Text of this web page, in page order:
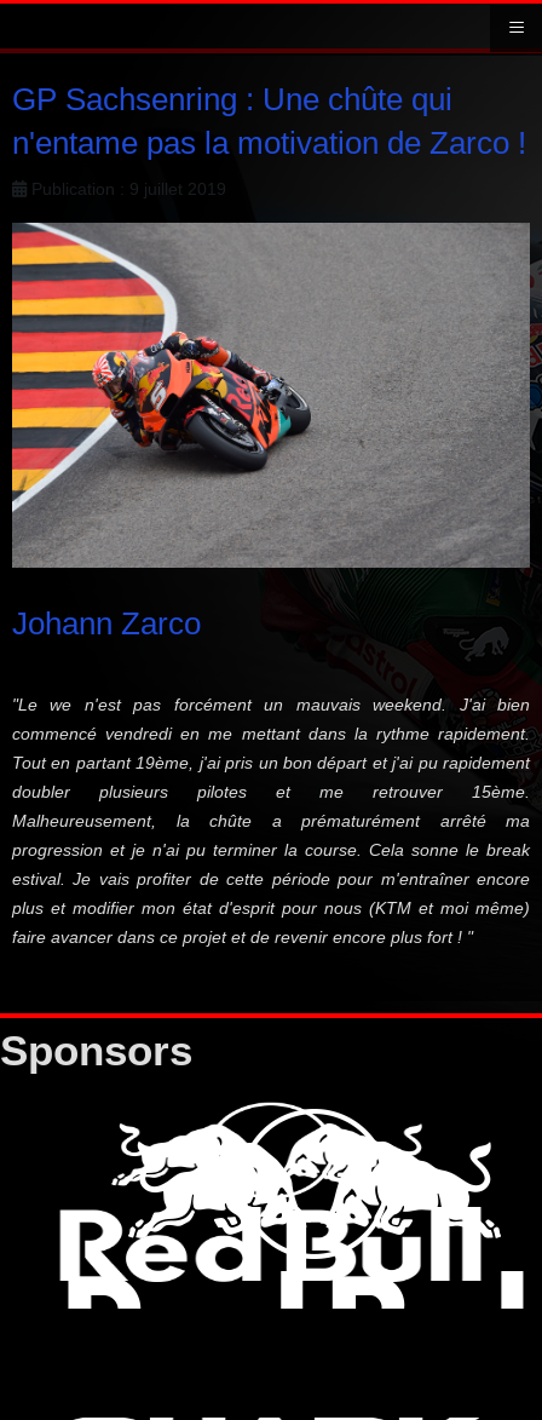
GP Sachsenring : Une chûte qui
n'entame pas la motivation de Zarco !
Publication : 9 juillet 2019
Johann Zarco
"Le we n'est pas forcément un mauvais weekend. J'ai bien
commencé vendredi en me mettant dans la rythme rapidement.
Tout en partant 19ème, j'ai pris un bon départ et j'ai pu rapidement
doubler plusieurs pilotes et me retrouver 15ème.
Malheureusement, la chûte a prématurément arrêté ma
progression et je n'ai pu terminer la course. Cela sonne le break
estival. Je vais profiter de cette période pour m'entraîner encore
plus et modifier mon état d'esprit pour nous (KTM et moi même)
faire avancer dans ce projet et de revenir encore plus fort ! "
Sponsors
≡